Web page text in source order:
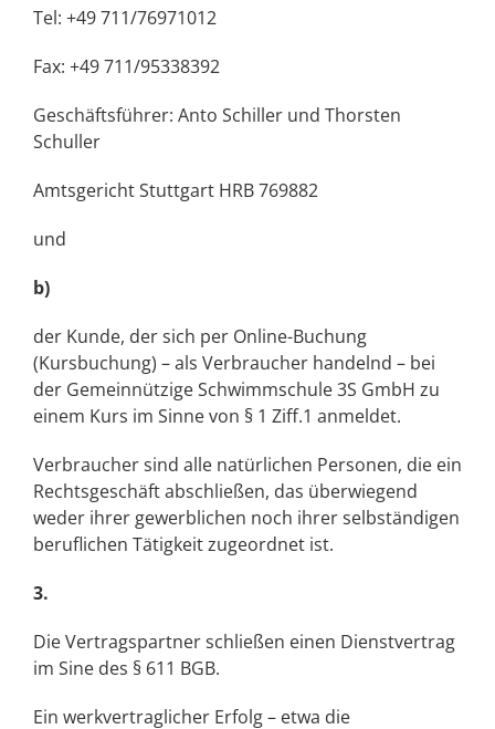
Tel: +49 711/76971012
Fax: +49 711/95338392
Geschäftsführer: Anto Schiller und Thorsten
Schuller
Amtsgericht Stuttgart HRB 769882
und
b)
der Kunde, der sich per Online-Buchung
(Kursbuchung) – als Verbraucher handelnd – bei
der Gemeinnützige Schwimmschule 3S GmbH zu
einem Kurs im Sinne von § 1 Ziff.1 anmeldet.
Verbraucher sind alle natürlichen Personen, die ein
Rechtsgeschäft abschließen, das überwiegend
weder ihrer gewerblichen noch ihrer selbständigen
beruflichen Tätigkeit zugeordnet ist.
3.
Die Vertragspartner schließen einen Dienstvertrag
im Sine des § 611 BGB.
Ein werkvertraglicher Erfolg – etwa die